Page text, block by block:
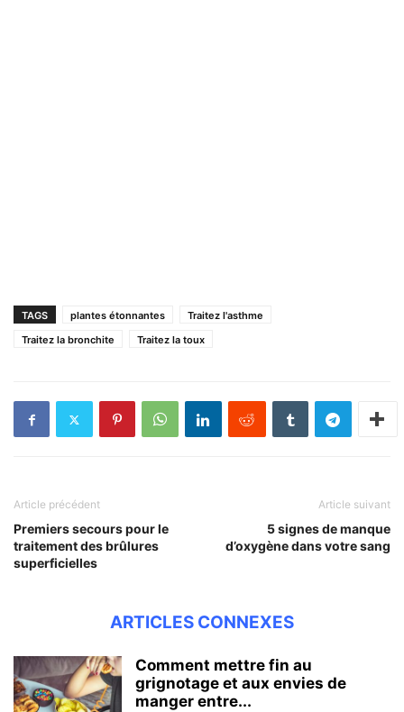
TAGS plantes étonnantes
Traitez l'asthme
Traitez la bronchite
Traitez la toux
Article précédent
Premiers secours pour le
traitement des brûlures
superficielles
Article suivant
5 signes de manque
d’oxygène dans votre sang
ARTICLES CONNEXES
Comment mettre fin au
grignotage et aux envies de
manger entre...